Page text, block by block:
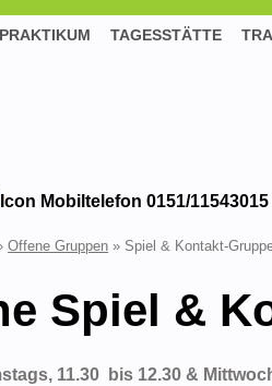
TAGESSTÄTTE
0151/11543015
Offene Gruppen » Spiel & Kontakt-
Spiel &
11.30 bis 12.30 &